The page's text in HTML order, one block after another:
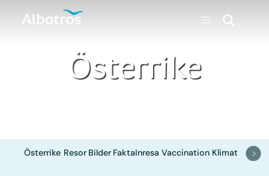
Österrike
Österrike Resor Bilder FaktaInresa Vaccination Klimat